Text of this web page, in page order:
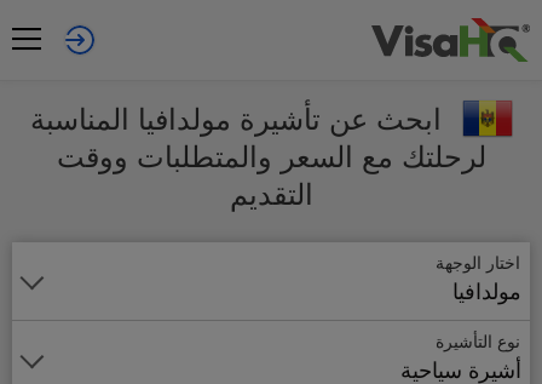
ابحث عن تأشيرة مولدافيا المناسبة
لرحلتك مع السعر والمتطلبات ووقت
التقديم
اختار الوجهة
مولدافيا
نوع التأشيرة
أشيرة سياحية